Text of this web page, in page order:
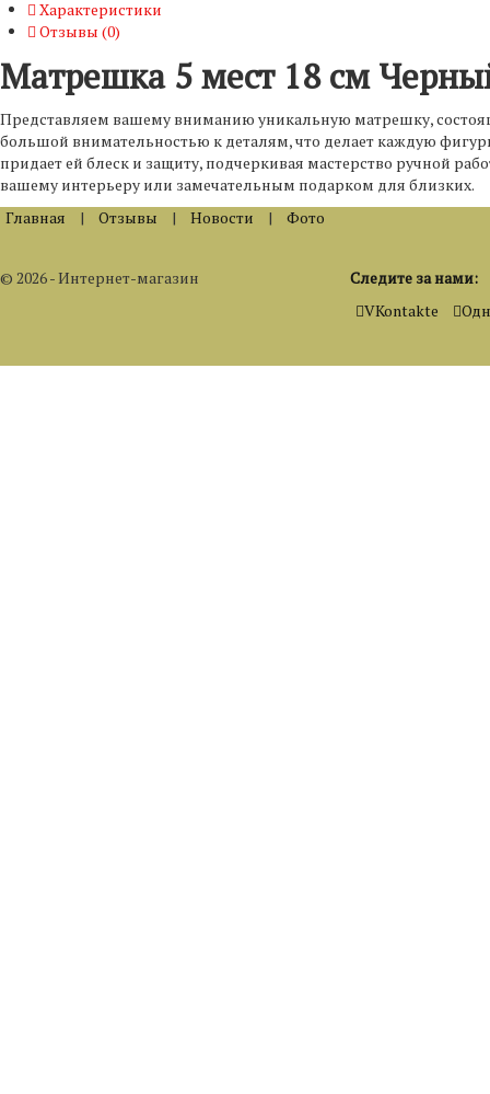
Характеристики
Отзывы (0)
Матрешка 5 мест 18 см
Представляем вашему вниманию уникальную матрешку,
большой внимательностью к деталям, что делает каждую
придает ей блеск и защиту, подчеркивая мастерство ручной
вашему интерьеру или замечательным подарком для близких.
Главная
| Отзывы | Новости | Фото
© 2026 - Интернет-магазин
Следите за нами:
VKontakte